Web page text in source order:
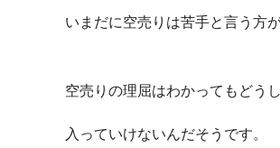
いまだに空売りは苦手と言う方
空売りの理屈はわかってもどう
入っていけないんだそうです。